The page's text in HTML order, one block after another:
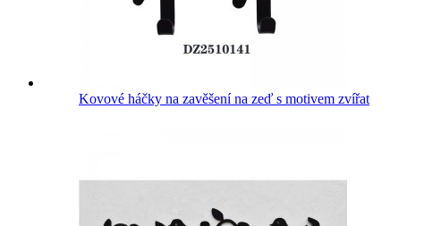
Kovové háčky na zavěšení na zeď s motivem zvířat